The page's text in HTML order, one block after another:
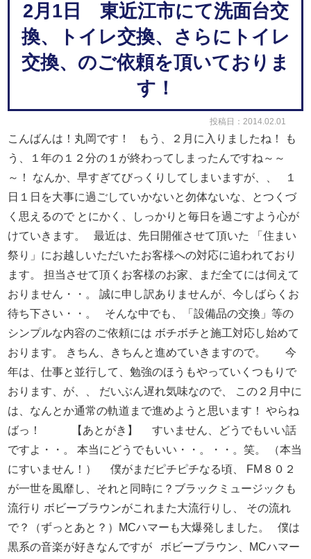
2月1日 東近江市にて洗面台交
換、トイレ交換、さらにトイレ
交換、のご依頼を頂いておりま
す！
投稿日：2014.02.01
こんばんは！丸岡です！ もう、２月に入りましたね！
も
う、１年の１２分の１が終わってしまったんですね～～
～！
なんか、早すぎてびっくりしてしまいますが、、
１
日１日を大事に過ごしていかないと勿体ないな、とつくづ
く思えるので とにかく、しっかりと毎日を過ごすよう心が
けていきます。
最近は、先日開催させて頂いた
「住まい
祭り」にお越しいただいたお客様への対応に追われており
ます。
担当させて頂くお客様のお家、まだ全てには伺えて
おりません・・。
誠に申し訳ありませんが、今しばらくお
待ち下さい・・。
そんな中でも、「設備品の交換」等の
シンプルな内容のご依頼には ボチボチと施工対応し始めて
おります。
きちん、きちんと進めていきますので。
今
年は、仕事と並行して、勉強のほうもやっていくつもりで
おります、が、、
だいぶん遅れ気味なので、
この２月中に
は、なんとか通常の軌道まで進めようと思います！
やらね
ばっ！
【あとがき】
すいません、どうでもいい話
ですよ・・。
本当にどうでもいい・・。・・。笑。
（本当
にすいません！）
僕がまだピチピチなる頃、
FM８０２
が一世を風靡し、それと同時に？ブラックミュージックも
流行り ボビーブラウンがこれまた大流行りし、
その流れ
で？（ずっとあと？）MCハマーも大爆発しました。
僕は
黒系の音楽が好きなんですが
ボビーブラウン、MCハマー